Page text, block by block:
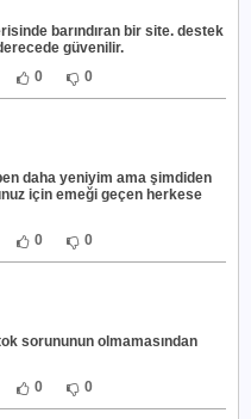
barındıran bir site. destek
güvenilir.
0 0
daha yeniyim ama şimdiden
için emeği geçen herkese
0 0
sorununun olmamasından
0 0